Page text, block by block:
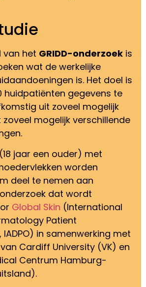
van het GRIDD-onderzoek is
wat de werkelijke
is. Het doel is
huidpatiënten gegevens te
uit zoveel mogelijk
zoveel mogelijk verschillende
jaar een ouder) met
worden
deel te nemen aan
dat wordt
Global Skin (International
Patient
in samenwerking met
Cardiff University (VK) en
Centrum Hamburg-